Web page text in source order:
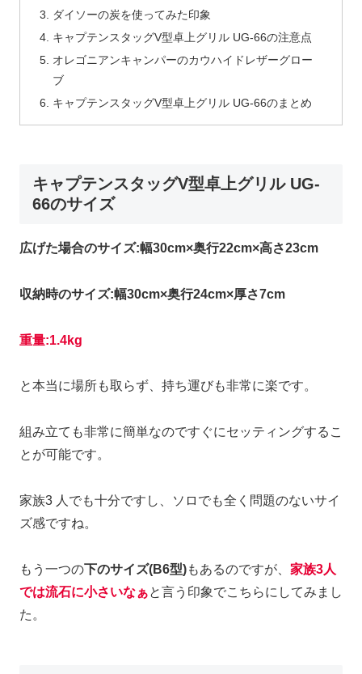
ダイソーの炭を使ってみた印象
キャプテンスタッグV型卓上グリル UG-66の注意点
オレゴニアンキャンパーのカウハイドレザーグロー
ブ
キャプテンスタッグV型卓上グリル UG-66のまとめ
キャプテンスタッグV型卓上グリル UG-
66のサイズ
広げた場合のサイズ:幅30cm×奥行22cm×高さ23cm
収納時のサイズ:幅30cm×奥行24cm×厚さ7cm
重量:1.4kg
と本当に場所も取らず、持ち運びも非常に楽です。
組み立ても非常に簡単なのですぐにセッティングするこ
とが可能です。
家族3 人でも十分ですし、ソロでも全く問題のないサイ
ズ感ですね。
もう一つの下のサイズ(B6型)もあるのですが、 家族3人
では流石に小さいなぁと言う印象でこちらにしてみまし
た。